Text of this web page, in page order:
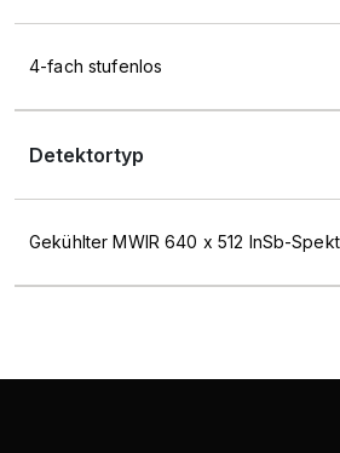
4-fach stufenlos
Detektortyp
Gekühlter MWIR 640 x 512 InSb-